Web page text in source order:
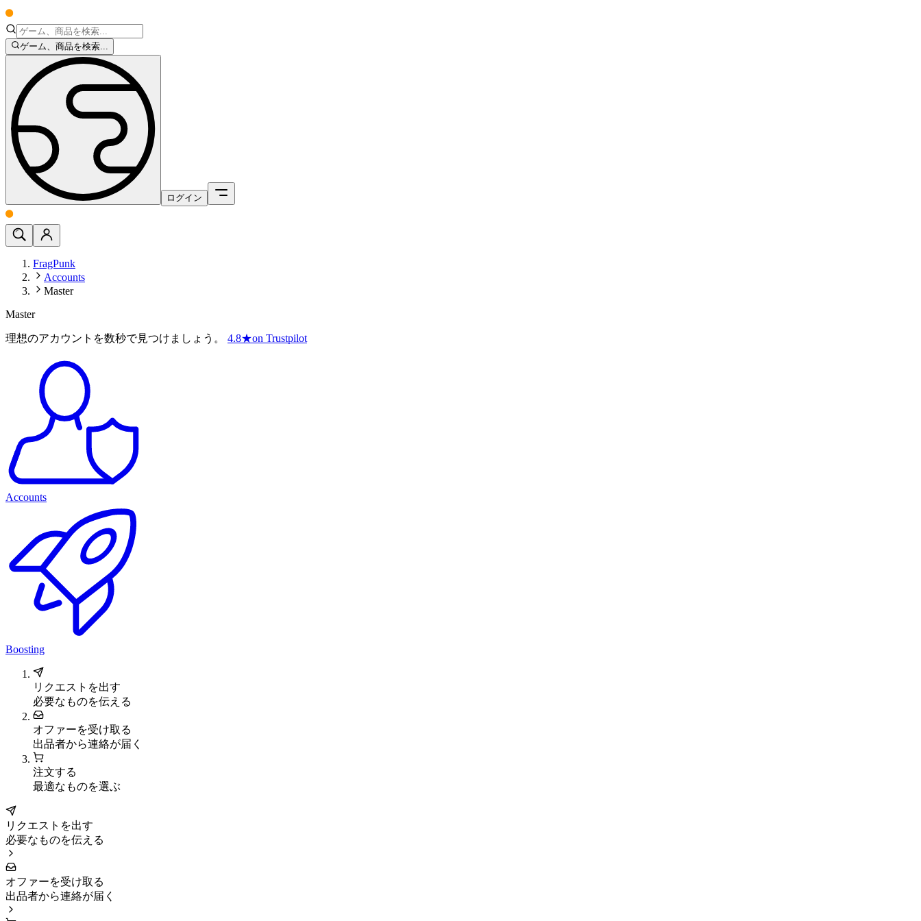
ゲーム、商品を検索...
ログイン
FragPunk
Accounts
Master
Master
理想のアカウントを数秒で見つけましょう。 4.8★on Trustpilot
Accounts
Boosting
リクエストを出す
必要なものを伝える
オファーを受け取る
出品者から連絡が届く
注文する
最適なものを選ぶ
リクエストを出す
必要なものを伝える
オファーを受け取る
出品者から連絡が届く